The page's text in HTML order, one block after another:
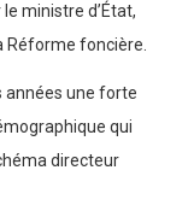
ministre d’État,
Réforme foncière.
années une forte
qui
directeur